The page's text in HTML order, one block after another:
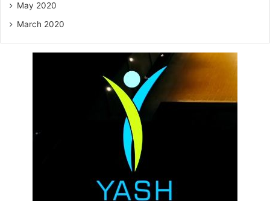
May 2020
March 2020